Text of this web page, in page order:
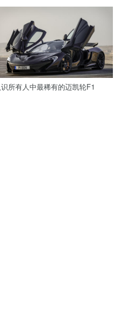
所有人中最稀有的迈凯轮F1